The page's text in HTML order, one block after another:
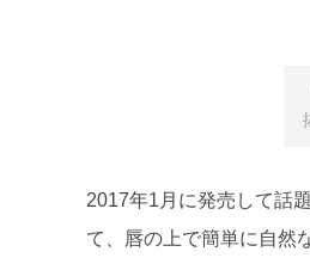
2017年1月に発売して話
て、唇の上で簡単に自然